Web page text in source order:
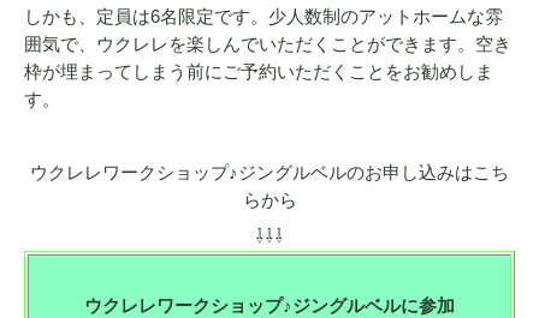
しかも、定員は6名限定です。少人数制のアットホームな雰
囲気で、ウクレレを楽しんでいただくことができます。空き
枠が埋まってしまう前にご予約いただくことをお勧めしま
す。
ウクレレワークショップ♪ジングルベルのお申し込みはこち
らから
⇩⇩⇩
ウクレレワークショップ♪ジングルベルに参加